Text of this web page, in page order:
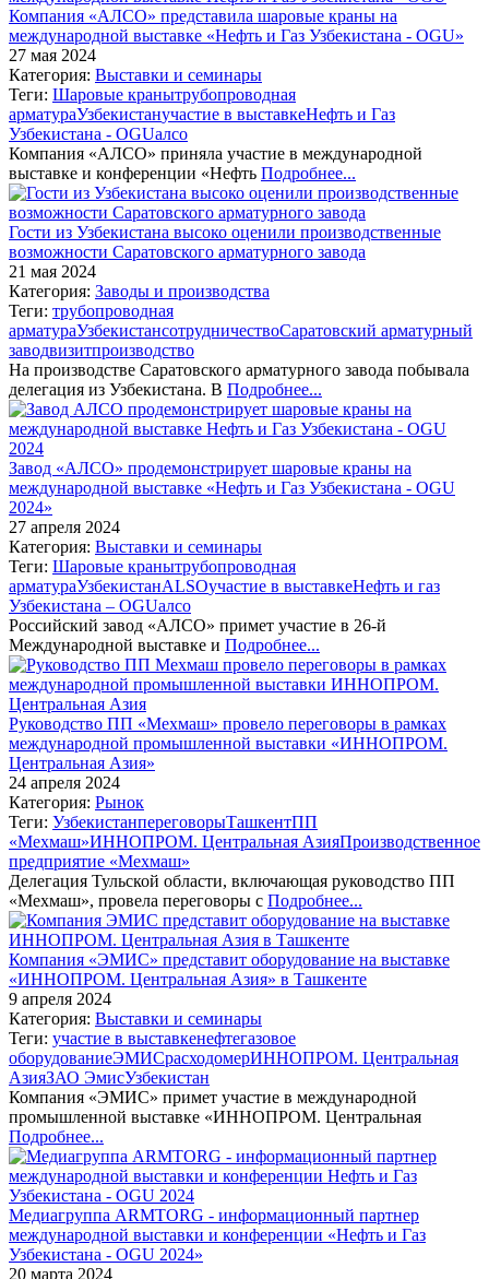
Компания «АЛСО» представила шаровые краны на
международной выставке «Нефть и Газ Узбекистана - OGU»
27 мая 2024
Категория: Выставки и семинары
Теги: Шаровые кранытрубопроводная
арматураУзбекистанучастие в выставкеНефть и Газ
Узбекистана - OGUалсо
Компания «АЛСО» приняла участие в международной
выставке и конференции «Нефть Подробнее...
Гости из Узбекистана высоко оценили производственные
возможности Саратовского арматурного завода
21 мая 2024
Категория: Заводы и производства
Теги: трубопроводная
арматураУзбекистансотрудничествоСаратовский арматурный
заводвизитпроизводство
На производстве Саратовского арматурного завода побывала
делегация из Узбекистана. В Подробнее...
Завод «АЛСО» продемонстрирует шаровые краны на
международной выставке «Нефть и Газ Узбекистана - OGU
2024»
27 апреля 2024
Категория: Выставки и семинары
Теги: Шаровые кранытрубопроводная
арматураУзбекистанALSOучастие в выставкеНефть и газ
Узбекистана – OGUалсо
Российский завод «АЛСО» примет участие в 26-й
Международной выставке и Подробнее...
Руководство ПП «Мехмаш» провело переговоры в рамках
международной промышленной выставки «ИННОПРОМ.
Центральная Азия»
24 апреля 2024
Категория: Рынок
Теги: УзбекистанпереговорыТашкентПП
«Мехмаш»ИННОПРОМ. Центральная АзияПроизводственное
предприятие «Мехмаш»
Делегация Тульской области, включающая руководство ПП
«Мехмаш», провела переговоры с Подробнее...
Компания «ЭМИС» представит оборудование на выставке
«ИННОПРОМ. Центральная Азия» в Ташкенте
9 апреля 2024
Категория: Выставки и семинары
Теги: участие в выставкенефтегазовое
оборудованиеЭМИСрасходомерИННОПРОМ. Центральная
АзияЗАО ЭмисУзбекистан
Компания «ЭМИС» примет участие в международной
промышленной выставке «ИННОПРОМ. Центральная
Подробнее...
Медиагруппа ARMTORG - информационный партнер
международной выставки и конференции «Нефть и Газ
Узбекистана - OGU 2024»
20 марта 2024